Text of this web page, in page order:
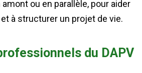
amont ou en parallèle, pour aider
à structurer un projet de vie.
du DAPV